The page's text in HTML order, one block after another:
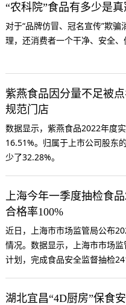
“农科院”食品有多少是
对于“品牌仿冒、冠名宣传”欺
理，还消费者一个干净、安全、
紫燕食品因分量不足被
规范门店
数据显示，紫燕食品2022年度
16.51%。归属于上市公司股东
少了32.28%。
上海今年一季度抽检食
合格率100%
近日，上海市市场监管局公布
情况。数据显示，上海市市场
计划，完成食品安全监督抽检
湖北宜昌“4D厨房”保食安